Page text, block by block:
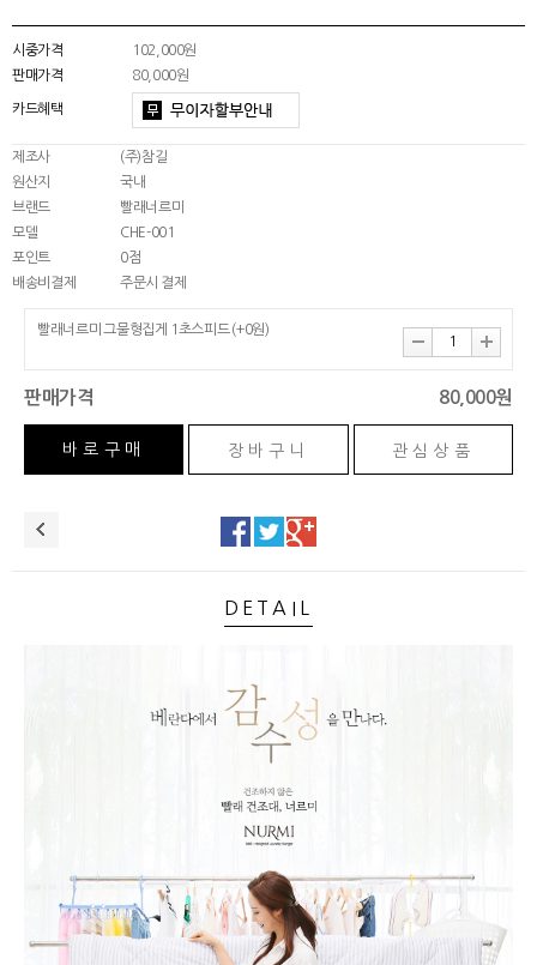
시중가격
102,000원
판매가격
80,000원
카드혜택
제조사
(주)참길
원산지
국내
브랜드
빨래너르미
모델
CHE-001
포인트
0점
배송비결제
주문시 결제
빨래너르미 그물형집게 1초스피드 (+0원)
판매가격 80,000원
관심상품
DETAIL